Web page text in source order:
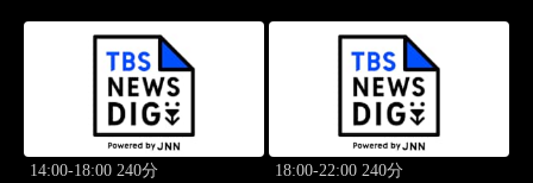
14:00-18:00 240分 18:00-22:00 240分